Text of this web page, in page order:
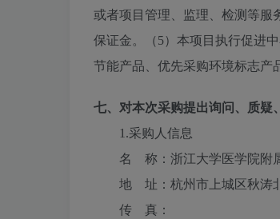
或者项目管理、监理、检测等服
保证金。（5）本项目执行促进
节能产品、优先采购环境标志产
七、对本次采购提出询问、质疑
1.采购人信息
名 称： 浙江大学医学院附
地 址： 杭州市上城区秋涛
传 真：